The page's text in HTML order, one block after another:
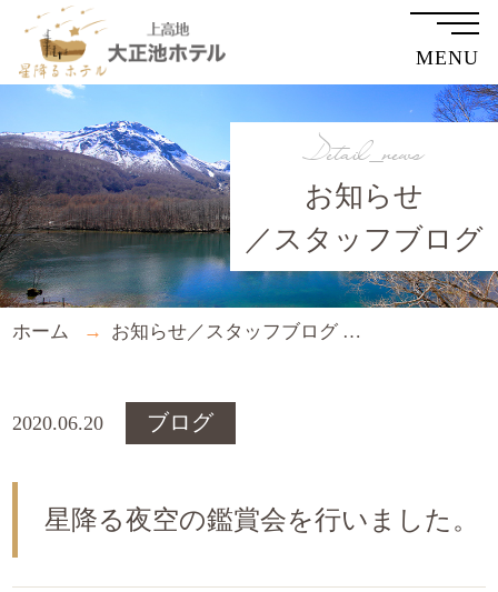
MENU
お知らせ
／スタッフブログ
Detail_news
ホーム お知らせ／スタッフブログ
2020.06.20 ブログ
星降る夜空の鑑賞会を行いました。